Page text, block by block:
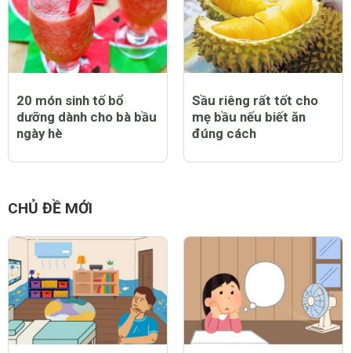
20 món sinh tố bổ
dưỡng dành cho bà bầu
ngày hè
Sầu riêng rất tốt cho
mẹ bầu nếu biết ăn
đúng cách
CHỦ ĐỀ MỚI